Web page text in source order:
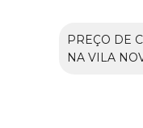
PREÇO DE
NA VILA